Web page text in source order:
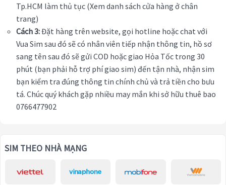
Tp.HCM làm thủ tục (Xem danh sách cửa hàng ở chân
trang)
Cách 3:Đặt hàng trên website, gọi hotline hoặc chat với
Vua Sim sau đó sẽ có nhân viên tiếp nhận thông tin, hồ sơ
sang tên sau đó sẽ gửi COD hoặc giao Hỏa Tốc trong 30
phút (bạn phải hỗ trợ phí giao sim) đến tận nhà, nhận sim
bạn kiểm tra đúng thông tin chính chủ và trả tiền cho bưu
tá. Chúc quý khách gặp nhiều may mắn khi sở hữu thuê bao
0766477902
SIM THEO NHÀ MẠNG